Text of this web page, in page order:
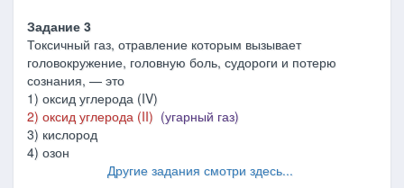
Задание 3
Токсичный газ, отравление которым вызывает
головокружение, головную боль, судороги и потерю
сознания, — это
1) оксид углерода (IV)
2) оксид углерода (II) (угарный газ)
3) кислород
4) озон
Другие задания смотри здесь...